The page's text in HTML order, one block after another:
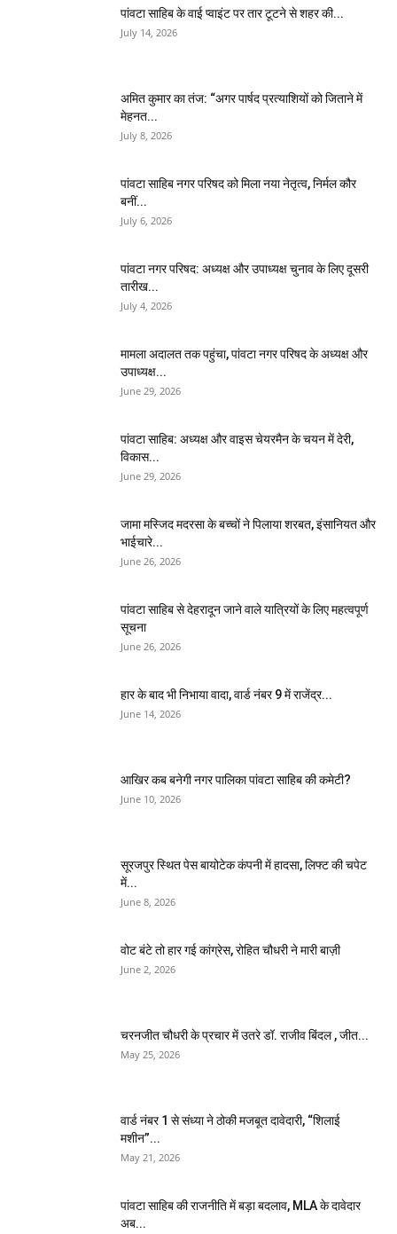
पांवटा साहिब के वाई प्वाइंट पर तार टूटने से शहर की...
July 14, 2026
अमित कुमार का तंज: “अगर पार्षद प्रत्याशियों को जिताने में
मेहनत...
July 8, 2026
पांवटा साहिब नगर परिषद को मिला नया नेतृत्व, निर्मल कौर
बनीं...
July 6, 2026
पांवटा नगर परिषद: अध्यक्ष और उपाध्यक्ष चुनाव के लिए दूसरी
तारीख...
July 4, 2026
मामला अदालत तक पहुंचा, पांवटा नगर परिषद के अध्यक्ष और
उपाध्यक्ष...
June 29, 2026
पांवटा साहिब: अध्यक्ष और वाइस चेयरमैन के चयन में देरी,
विकास...
June 29, 2026
जामा मस्जिद मदरसा के बच्चों ने पिलाया शरबत, इंसानियत और
भाईचारे...
June 26, 2026
पांवटा साहिब से देहरादून जाने वाले यात्रियों के लिए महत्वपूर्ण
सूचना
June 26, 2026
हार के बाद भी निभाया वादा, वार्ड नंबर 9 में राजेंद्र...
June 14, 2026
आखिर कब बनेगी नगर पालिका पांवटा साहिब की कमेटी?
June 10, 2026
सूरजपुर स्थित पेस बायोटेक कंपनी में हादसा, लिफ्ट की चपेट
में...
June 8, 2026
वोट बंटे तो हार गई कांग्रेस, रोहित चौधरी ने मारी बाज़ी
June 2, 2026
चरनजीत चौधरी के प्रचार में उतरे डॉ. राजीव बिंदल , जीत...
May 25, 2026
वार्ड नंबर 1 से संध्या ने ठोकी मजबूत दावेदारी, “शिलाई
मशीन”...
May 21, 2026
पांवटा साहिब की राजनीति में बड़ा बदलाव, MLA के दावेदार
अब...